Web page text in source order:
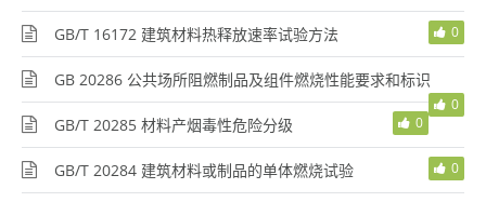
GB/T 16172 建筑材料热释放速率试验方法 0
GB 20286 公共场所阻燃制品及组件燃烧性能要求和标识
0
GB/T 20285 材料产烟毒性危险分级 0
GB/T 20284 建筑材料或制品的单体燃烧试验 0